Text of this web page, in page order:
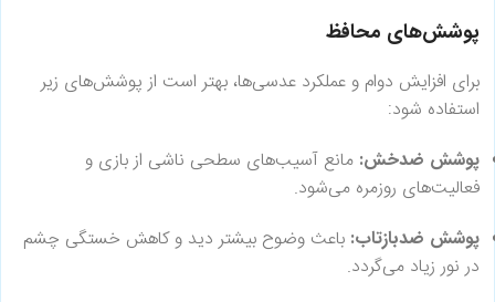
پوشش‌های محافظ
برای افزایش دوام و عملکرد عدسی‌ها، بهتر است از پوشش‌های زیر
استفاده شود:
پوشش ضدخش: مانع آسیب‌های سطحی ناشی از بازی و
فعالیت‌های روزمره می‌شود.
پوشش ضدبازتاب: باعث وضوح بیشتر دید و کاهش خستگی چشم
در نور زیاد می‌گردد.